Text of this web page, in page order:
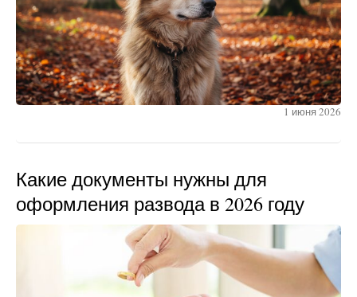
1 июня 2026
Какие документы нужны для
оформления развода в 2026 году